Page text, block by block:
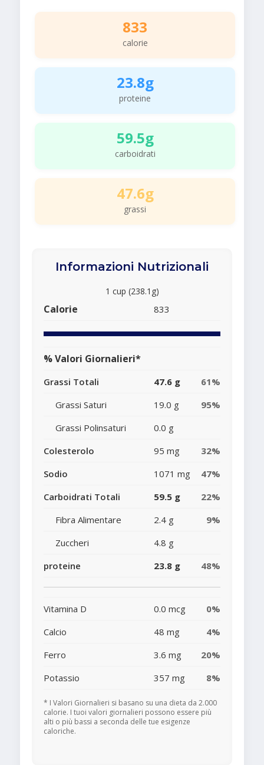
833
calorie
23.8g
proteine
59.5g
carboidrati
47.6g
grassi
Informazioni Nutrizionali
1 cup (238.1g)
Calorie 833
% Valori Giornalieri*
Grassi Totali 47.6 g
61%
Grassi Saturi
19.0 g
95%
Grassi Polinsaturi
0.0 g
Colesterolo
95 mg
32%
Sodio
1071 mg
47%
Carboidrati Totali
59.5 g
22%
Fibra Alimentare
2.4 g
9%
Zuccheri
4.8 g
proteine
23.8 g 48%
Vitamina D 0.0 mcg
0%
Calcio
48 mg
4%
Ferro
3.6 mg
20%
Potassio
357 mg 8%
* I Valori Giornalieri si basano su una dieta da 2.000
calorie. I tuoi valori giornalieri possono essere più
alti o più bassi a seconda delle tue esigenze
caloriche.